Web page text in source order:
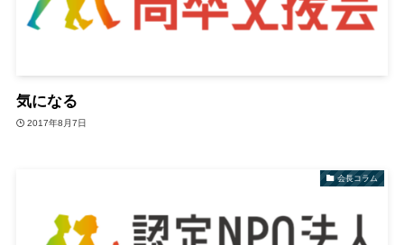
気になる
2017年8月7日
会長コラム